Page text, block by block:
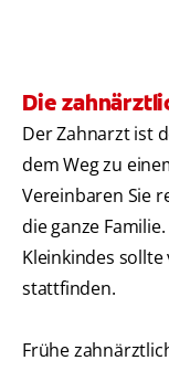
Die
Der Zahnarzt ist
dem Weg zu
Vereinbaren Sie
die ganze
Kleinkindes
stattfinden.
Frühe